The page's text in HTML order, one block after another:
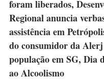
foram liberados,
Regional anuncia
assistência em
do consumidor da
população em SG, Dia
ao Alcoolismo